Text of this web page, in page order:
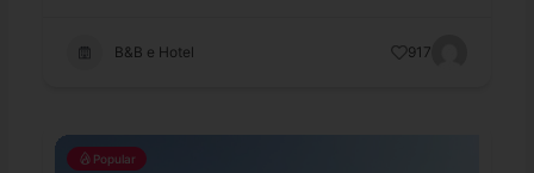
B&B e Hotel 917
Popular